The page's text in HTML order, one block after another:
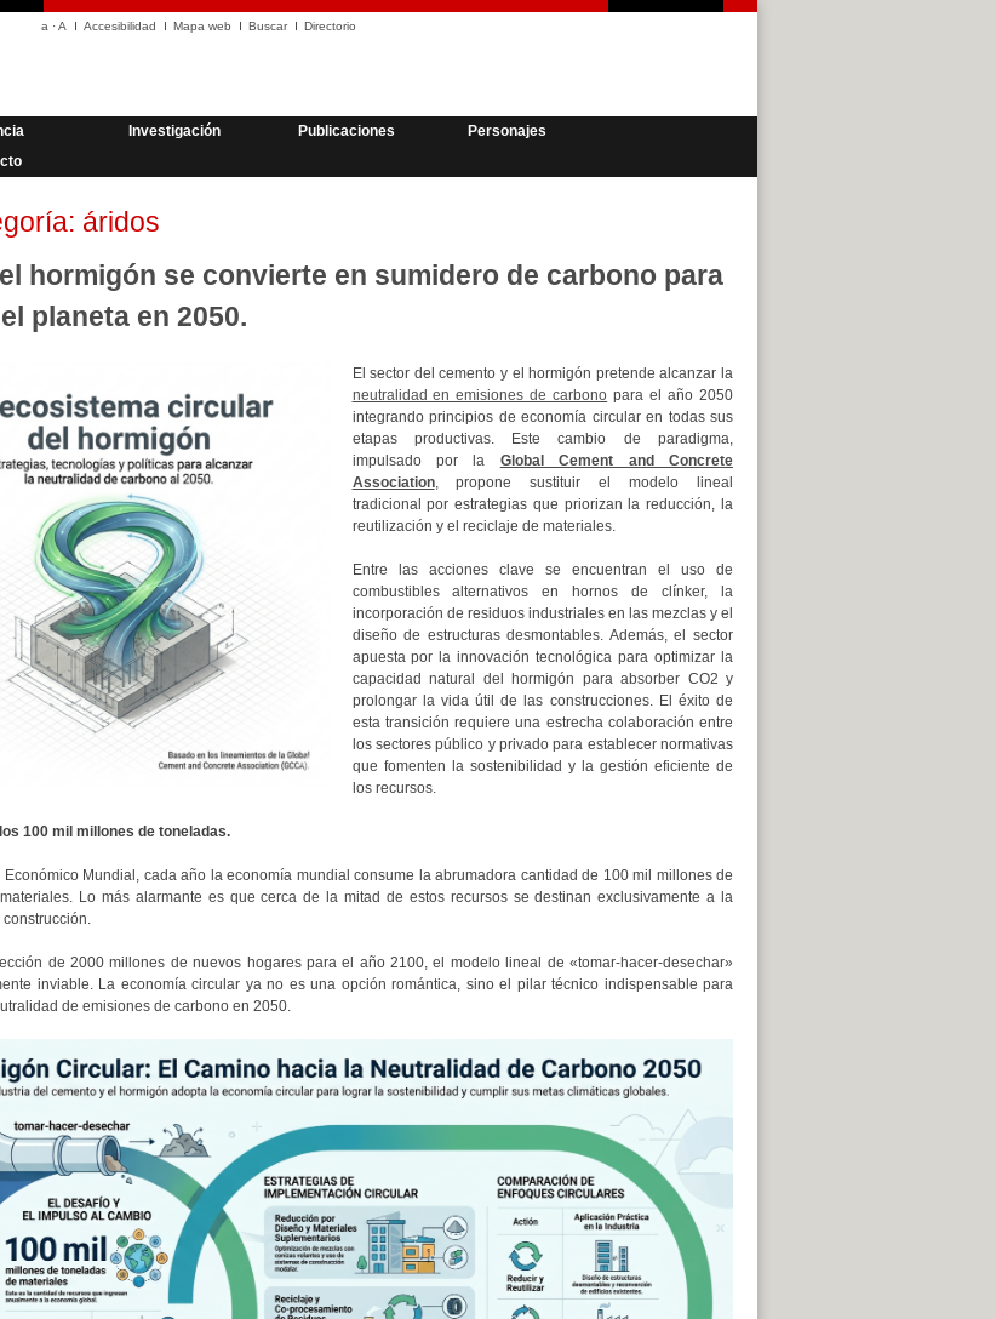
a ·A Accesibilidad Mapa web Buscar Directorio
Investigación Publicaciones
Personajes
áridos
hormigón se convierte en sumidero de carbono para
planeta en 2050.
El sector del cemento y el hormigón pretende alcanzar la
neutralidad en emisiones de carbono para el año 2050
integrando principios de economía circular en todas sus
etapas productivas. Este cambio de paradigma,
impulsado por la Global Cement and Concrete
Association, propone sustituir el modelo lineal
tradicional por estrategias que priorizan la reducción, la
reutilización y el reciclaje de materiales.
Entre las acciones clave se encuentran el uso de
combustibles alternativos en hornos de clínker, la
incorporación de residuos industriales en las mezclas y el
diseño de estructuras desmontables. Además, el sector
apuesta por la innovación tecnológica para optimizar la
capacidad natural del hormigón para absorber CO2 y
prolongar la vida útil de las construcciones. El éxito de
esta transición requiere una estrecha colaboración entre
los sectores público y privado para establecer normativas
que fomenten la sostenibilidad y la gestión eficiente de
los recursos.
100 mil millones de toneladas.
Económico Mundial, cada año la economía mundial consume la abrumadora cantidad de 100 mil millones de
Lo más alarmante es que cerca de la mitad de estos recursos se destinan exclusivamente a la
de 2000 millones de nuevos hogares para el año 2100, el modelo lineal de «tomar-hacer-desechar»
inviable. La economía circular ya no es una opción romántica, sino el pilar técnico indispensable para
de emisiones de carbono en 2050.